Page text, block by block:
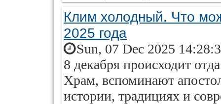
Клим холодный. Что
2025 года
Sun, 07 Dec 2025
8 декабря происходит
Храм, вспоминают
истории, традициях и